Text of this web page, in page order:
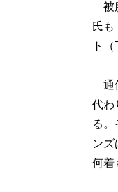
被
氏も
ト
通
代わ
る
ンズ
何着